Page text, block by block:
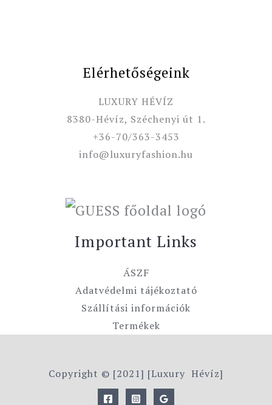
Elérhetőségeink
LUXURY HÉVÍZ
8380-Hévíz, Széchenyi út 1.
+36-70/363-3453
info@luxuryfashion.hu
Important Links
ÁSZF
Adatvédelmi tájékoztató
Szállítási információk
Termékek
Copyright © [2021] [Luxury Hévíz]